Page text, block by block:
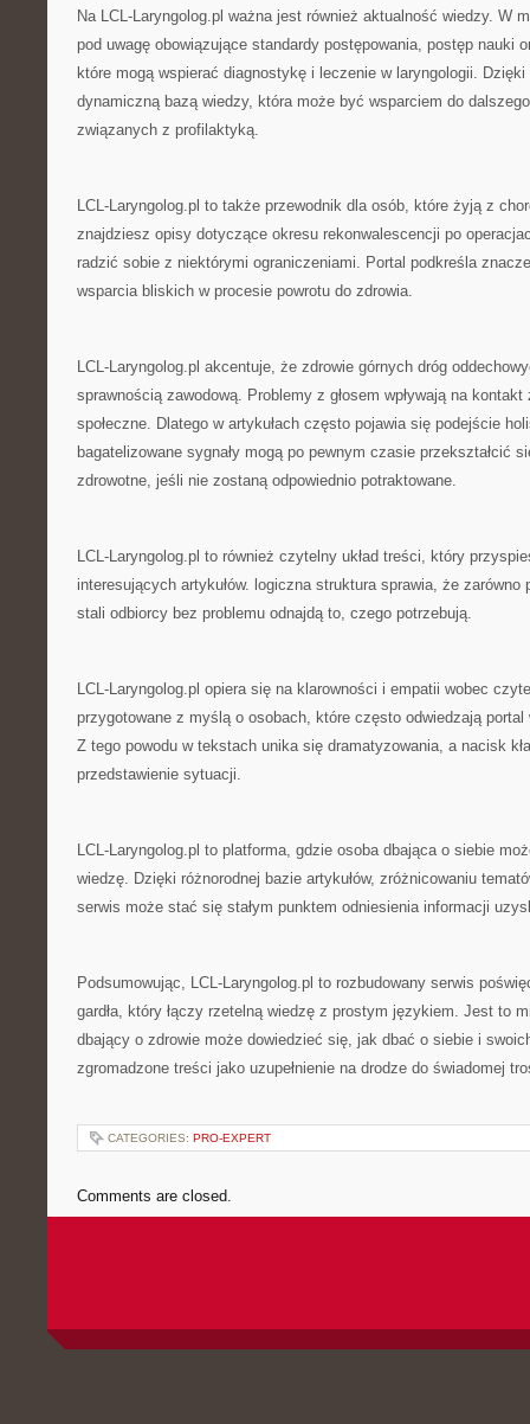
Na LCL-Laryngolog.pl ważna jest również aktualność wiedzy. W
pod uwagę obowiązujące standardy postępowania, postęp nauki
które mogą wspierać diagnostykę i leczenie w laryngologii.
dynamiczną bazą wiedzy, która może być wsparciem do
związanych z profilaktyką.
LCL-Laryngolog.pl to także przewodnik dla osób, które żyją z
znajdziesz opisy dotyczące okresu rekonwalescencji po
radzić sobie z niektórymi ograniczeniami. Portal podkreśla
wsparcia bliskich w procesie powrotu do zdrowia.
LCL-Laryngolog.pl akcentuje, że zdrowie górnych dróg
sprawnością zawodową. Problemy z głosem wpływają na
społeczne. Dlatego w artykułach często pojawia się podejście
bagatelizowane sygnały mogą po pewnym czasie przekształcić
zdrowotne, jeśli nie zostaną odpowiednio potraktowane.
LCL-Laryngolog.pl to również czytelny układ treści, który
interesujących artykułów. logiczna struktura sprawia, że
stali odbiorcy bez problemu odnajdą to, czego potrzebują.
LCL-Laryngolog.pl opiera się na klarowności i empatii wobec
przygotowane z myślą o osobach, które często odwiedzają
Z tego powodu w tekstach unika się dramatyzowania, a nacisk
przedstawienie sytuacji.
LCL-Laryngolog.pl to platforma, gdzie osoba dbająca o siebie
wiedzę. Dzięki różnorodnej bazie artykułów, zróżnicowaniu
serwis może stać się stałym punktem odniesienia informacji
Podsumowując, LCL-Laryngolog.pl to rozbudowany serwis
gardła, który łączy rzetelną wiedzę z prostym językiem. Jest to
dbający o zdrowie może dowiedzieć się, jak dbać o siebie i
zgromadzone treści jako uzupełnienie na drodze do świadomej
CATEGORIES: PRO-EXPERT
Comments are closed.